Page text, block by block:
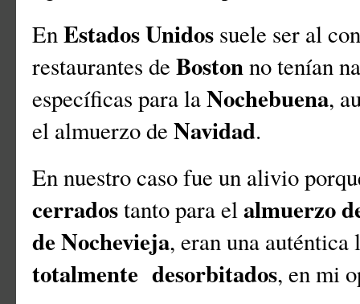
EnEstados Unidos suele ser al
restaurantes de Bostonno tenían
específicas para laNochebuena,
el almuerzo de Navidad.
En nuestro caso fue un alivio
cerradostanto para elalmuerzo
de Nochevieja, eran una
totalmente desorbitados, en mi